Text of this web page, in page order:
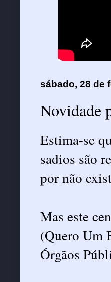
sábado, 28 de
Novidade
Estima-se
sadios são
por não
Mas este
(Quero Um
Órgãos